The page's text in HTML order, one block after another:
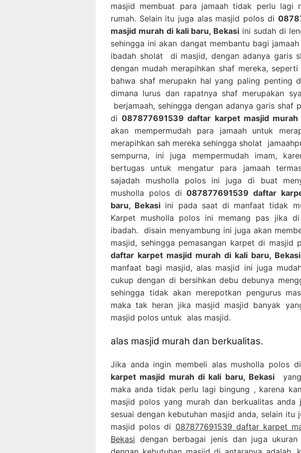
masjid membuat para jamaah tidak perlu lagi
rumah. Selain itu juga alas masjid polos di
masjid murah di kali baru, Bekasi ini sudah di
sehingga ini akan dangat membantu bagi
ibadah sholat di masjid, dengan adanya garis
dengan mudah merapihkan shaf mereka,
bahwa shaf merupakn hal yang paling penting
dimana lurus dan rapatnya shaf merupakan
berjamaah, sehingga dengan adanya garis shaf
di087877691539 daftar karpet masjid murah
akan mempermudah para jamaah untuk
merapihkan sah mereka sehingga sholat
sempurna, ini juga mempermudah imam,
bertugas untuk mengatur para jamaah
sajadah musholla polos ini juga di buat
musholla polos di087877691539 daftar
baru, Bekasi ini pada saat di manfaat tidak
Karpet musholla polos ini memang pas jika
ibadah. disain menyambung ini juga akan
masjid, sehingga pemasangan karpet di masjid
daftar karpet masjid murah di kali baru, Bekasi
manfaat bagi masjid, alas masjid ini juga
cukup dengan di bersihkan debu debunya
sehingga tidak akan merepotkan pengurus
maka tak heran jika masjid masjid banyak
masjid polos untuk alas masjid.
alas masjid murah dan berkualitas.
Jika anda ingin membeli alas musholla polos
karpet masjid murah di kali baru, Bekasi
maka anda tidak perlu lagi bingung , karena
masjid polos yang murah dan berkualitas anda
sesuai dengan kebutuhan masjid anda, selain itu
masjid polos di 087877691539 daftar karpet
Bekasi dengan berbagai jenis dan juga